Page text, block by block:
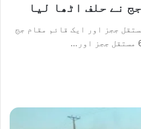
نے حلف اٹھا لیا
کورٹ کے نئے 6 مستقل ججز اور ایک قائم مقام جج